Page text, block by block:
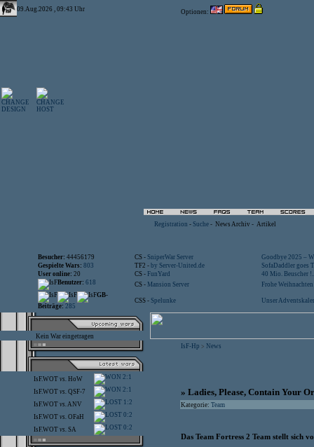
09.Aug.2026 , 09:43 Uhr Optionen:
Registration - Suche - News Archiv - Artikel
Besucher: 44456179 CS - SniperWar Server
Goodbye 2025 –
Gespielte Wars: 803 TF2 - by Server-United.de
SofaDaddler goes
User online: 20 CS - FunYard
40 Mio. Beuscher
Benutzer: 618 CS - Mansion Server
Frohe
GB-
Beiträge: 285
CSS - Spelunke Unser
Kein War eingetragen
IsF.WOT vs. HoW 2:1
IsF.WOT vs. QSF-7 2:1
IsF.WOT vs.ANV 1:2
IsF.WOT vs. OFaH 0:2
IsF.WOT vs. SA 0:2
IsF-Hp > News
» Ladies, Please, Contain Your
Kategorie: Team
Das Team Fortress 2 Team stellt sich